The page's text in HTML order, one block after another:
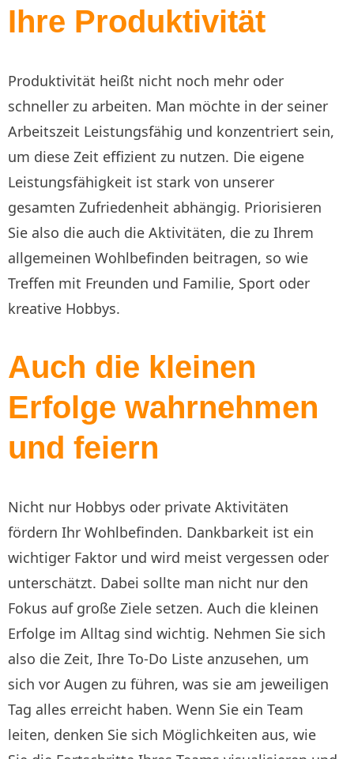
Ihre Produktivität
Produktivität heißt nicht noch mehr oder
schneller zu arbeiten. Man möchte in der seiner
Arbeitszeit Leistungsfähig und konzentriert sein,
um diese Zeit effizient zu nutzen. Die eigene
Leistungsfähigkeit ist stark von unserer
gesamten Zufriedenheit abhängig. Priorisieren
Sie also die auch die Aktivitäten, die zu Ihrem
allgemeinen Wohlbefinden beitragen, so wie
Treffen mit Freunden und Familie, Sport oder
kreative Hobbys.
Auch die kleinen
Erfolge wahrnehmen
und feiern
Nicht nur Hobbys oder private Aktivitäten
fördern Ihr Wohlbefinden. Dankbarkeit ist ein
wichtiger Faktor und wird meist vergessen oder
unterschätzt. Dabei sollte man nicht nur den
Fokus auf große Ziele setzen. Auch die kleinen
Erfolge im Alltag sind wichtig. Nehmen Sie sich
also die Zeit, Ihre To-Do Liste anzusehen, um
sich vor Augen zu führen, was sie am jeweiligen
Tag alles erreicht haben. Wenn Sie ein Team
leiten, denken Sie sich Möglichkeiten aus, wie